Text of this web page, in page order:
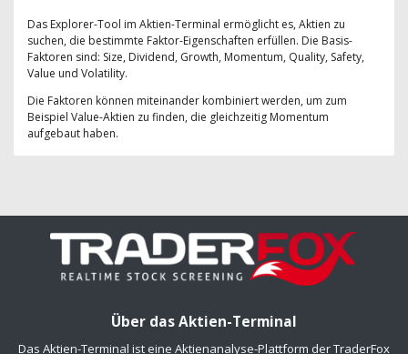
Das Explorer-Tool im Aktien-Terminal ermöglicht es, Aktien zu
suchen, die bestimmte Faktor-Eigenschaften erfüllen. Die Basis-
Faktoren sind: Size, Dividend, Growth, Momentum, Quality, Safety,
Value und Volatility.
Die Faktoren können miteinander kombiniert werden, um zum
Beispiel Value-Aktien zu finden, die gleichzeitig Momentum
aufgebaut haben.
Über das Aktien-Terminal
Das Aktien-Terminal ist eine Aktienanalyse-Plattform der TraderFox